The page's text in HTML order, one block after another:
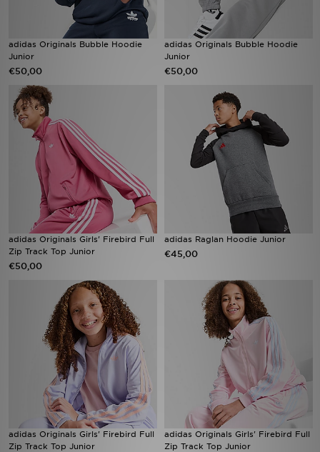
adidas Originals Bubble Hoodie
Junior
€50,00
adidas Originals Bubble Hoodie
Junior
€50,00
adidas Originals Girls' Firebird Full
Zip Track Top Junior
€50,00
adidas Raglan Hoodie Junior
€45,00
adidas Originals Girls' Firebird Full
Zip Track Top Junior
adidas Originals Girls' Firebird Full
Zip Track Top Junior
Download de app
Wie wij zijn